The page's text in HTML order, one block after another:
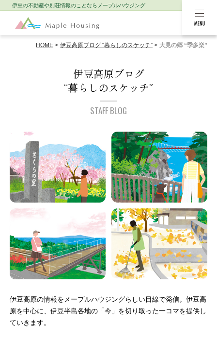
MENU
伊豆の不動産や別荘情報のことなら メープルハウジング
HOME 伊豆高原ブログ “暮らしのスケッチ” 大見の郷 “季多楽”
伊豆高原ブログ
“暮らしのスケッチ”
STAFF BLOG
伊豆高原の情報をメープルハウジングらしい目線で発信。 伊豆高
原を中心に、伊豆半島各地の「今」を切り取った一コマを提供し
ていきます。